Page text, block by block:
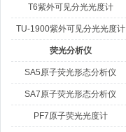
T6紫外可见分光光度计
TU-1900紫外可见分光光度计
荧光分析仪
SA5原子荧光形态分析仪
SA7原子荧光形态分析仪
PF7原子荧光光度计